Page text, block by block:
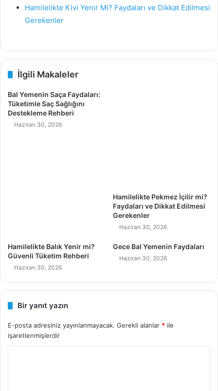
Hamilelikte Kivi Yenir Mi? Faydaları ve Dikkat Edilmesi
Gerekenler
İlgili Makaleler
Bal Yemenin Saça Faydaları:
Tüketimle Saç Sağlığını
Destekleme Rehberi
Haziran 30, 2026
Hamilelikte Pekmez İçilir mi?
Faydaları ve Dikkat Edilmesi
Gerekenler
Haziran 30, 2026
Hamilelikte Balık Yenir mi?
Güvenli Tüketim Rehberi
Haziran 30, 2026
Gece Bal Yemenin Faydaları
Haziran 30, 2026
Bir yanıt yazın
E-posta adresiniz yayınlanmayacak. Gerekli alanlar * ile
işaretlenmişlerdir